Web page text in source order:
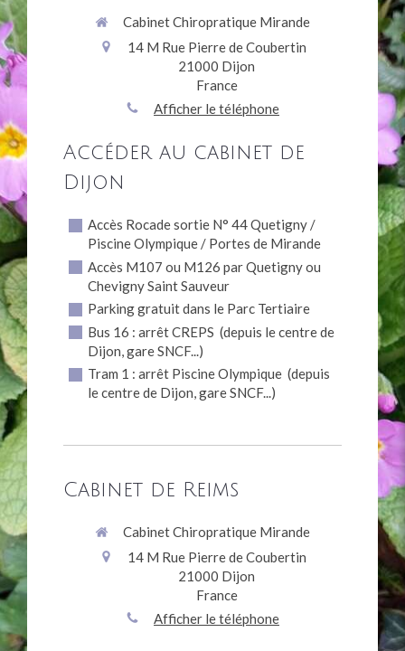
Cabinet Chiropratique Mirande
14 M Rue Pierre de Coubertin
21000 Dijon
France
Afficher le téléphone
Accéder au cabinet de
Dijon
Accès Rocade sortie N° 44 Quetigny /
Piscine Olympique / Portes de Mirande
Accès M107 ou M126 par Quetigny ou
Chevigny Saint Sauveur
Parking gratuit dans le Parc Tertiaire
Bus 16 : arrêt CREPS (depuis le centre de
Dijon, gare SNCF...)
Tram 1 : arrêt Piscine Olympique (depuis
le centre de Dijon, gare SNCF...)
Cabinet de Reims
Cabinet Chiropratique Mirande
14 M Rue Pierre de Coubertin
21000 Dijon
France
Afficher le téléphone